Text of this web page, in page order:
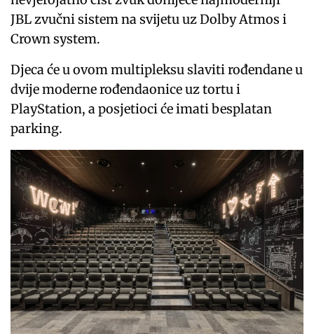
JBL zvučni sistem na svijetu uz Dolby Atmos i
Crown system.
Djeca će u ovom multipleksu slaviti rođendane u
dvije moderne rođendaonice uz tortu i
PlayStation, a posjetioci će imati besplatan
parking.